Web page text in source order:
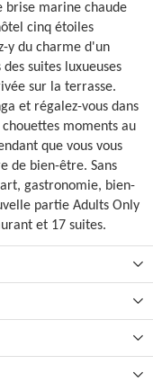
brise marine chaude
cinq étoiles
y du charme d'un
suites luxueuses
sur la terrasse.
et régalez-vous dans
chouettes moments au
que vous vous
de bien-être. Sans
gastronomie, bien-
partie Adults Only
et 17 suites.